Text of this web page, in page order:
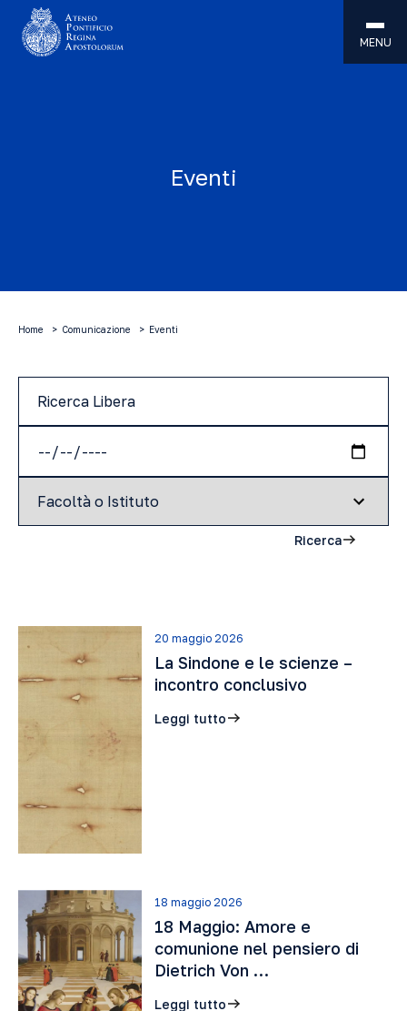
MENU
Eventi
Home Comunicazione Eventi
Ricerca
20 maggio 2026
La Sindone e le scienze –
incontro conclusivo
Leggi tutto
18 maggio 2026
18 Maggio: Amore e
comunione nel pensiero di
Dietrich Von …
Leggi tutto